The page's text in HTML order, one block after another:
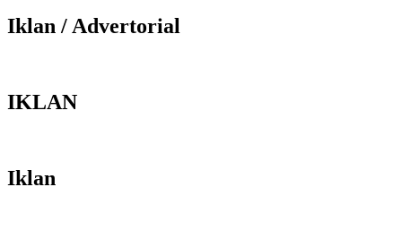
Iklan / Advertorial
IKLAN
Iklan